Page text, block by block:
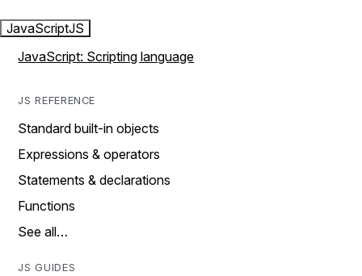
JavaScriptJS
JavaScript: Scripting language
JS REFERENCE
Standard built-in objects
Expressions & operators
Statements & declarations
Functions
See all…
JS GUIDES